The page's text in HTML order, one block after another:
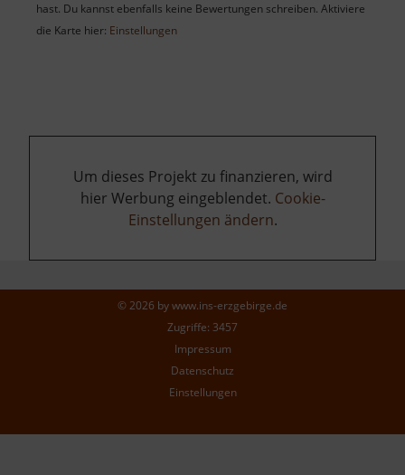
hast. Du kannst ebenfalls keine Bewertungen schreiben. Aktiviere
die Karte hier: Einstellungen
Um dieses Projekt zu finanzieren, wird
hier Werbung eingeblendet. Cookie-
Einstellungen ändern.
© 2026 bywww.ins-erzgebirge.de
Zugriffe: 3457
Impressum
Datenschutz
Einstellungen